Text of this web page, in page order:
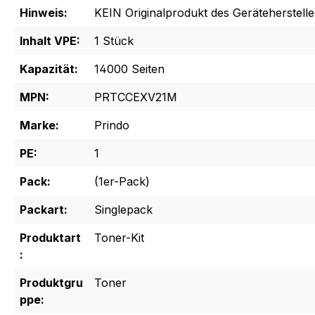
Hinweis:
KEIN Originalprodukt des
Inhalt VPE:
1 Stück
Kapazität:
14000 Seiten
MPN:
PRTCCEXV21M
Marke:
Prindo
PE:
1
Pack:
(1er-Pack)
Packart:
Singlepack
Produktart
:
Toner-Kit
Produktgru
ppe:
Toner